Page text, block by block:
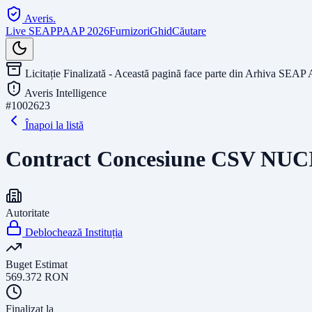
Averis.
Live SEAPPAAP 2026FurnizoriGhidCăutare
Licitație Finalizată - Această pagină face parte din Arhiva SEAP
Averis Intelligence
#1002623
Înapoi la listă
Contract Concesiune CSV
Autoritate
Deblochează Instituția
Buget Estimat
569.372 RON
Finalizat la